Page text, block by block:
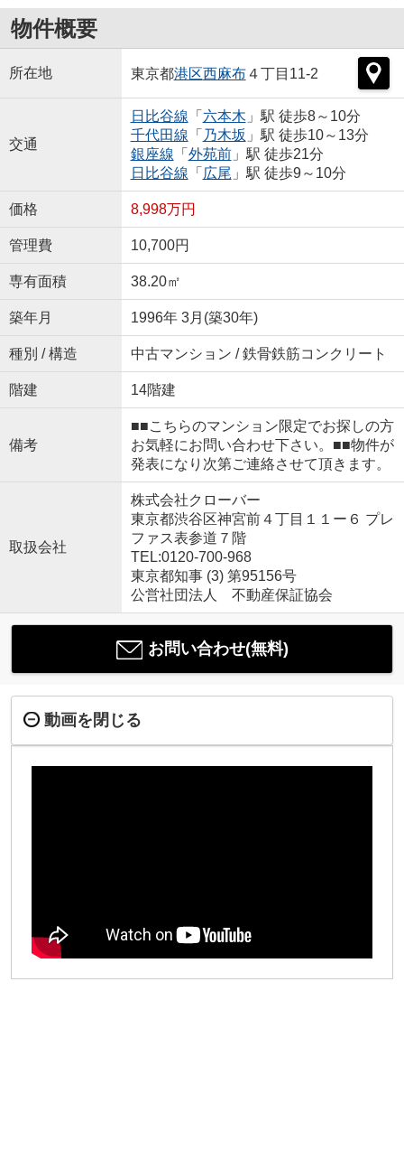
物件概要
所在地 東京都港区西麻布４丁目11-2
交通
日比谷線 「 六本木 」駅 徒歩8～10分
千代田線 「 乃木坂 」駅 徒歩10～13分
銀座線 「 外苑前」駅 徒歩21分
日比谷線 「 広尾 」駅 徒歩9～10分
価格 8,998万円
管理費 10,700円
専有面積 38.20㎡
築年月 1996年 3月(築30年)
種別 / 構造 中古マンション / 鉄骨鉄筋コンクリート
階建 14階建
備考
■■こちらのマンション限定でお探しの方
お気軽にお問い合わせ下さい。■■物件が
発表になり次第ご連絡させて頂きます。
取扱会社
株式会社クローバー
東京都渋谷区神宮前４丁目１１ー６ プレ
ファス表参道７階
TEL:0120-700-968
東京都知事 (3) 第95156号
公営社団法人 不動産保証協会
お問い合わせ(無料)
動画を閉じる